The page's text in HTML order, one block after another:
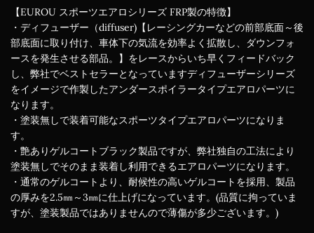
【EUROU スポーツエアロシリーズ FRP製の特徴】
・ディフューザー（diffuser)【レーシングカーなどの前部底面～後
部底面に取り付け、車体下の気流を効率よく拡散し、ダウンフォ
ースを発生させる部品。】をレースからいち早くフィードバック
し、弊社でベストセラーとなっていますディフューザーシリーズ
をイメージで作製したアンダースポイラータイプエアロパーツに
なります。
・塗装無しで装着可能なスポーツタイプエアロパーツになりま
す。
・艶ありゲルコートブラック製品ですが、弊社独自の工法により
塗装無しでそのまま装着し利用できるエアロパーツになります。
・通常のゲルコートより、耐候性の高いゲルコートを採用、製品
の厚みを2.5㎜～3㎜に仕上げになっています。(品質に拘っていま
すが、塗装製品ではありませんので薄傷が多少ございます。)